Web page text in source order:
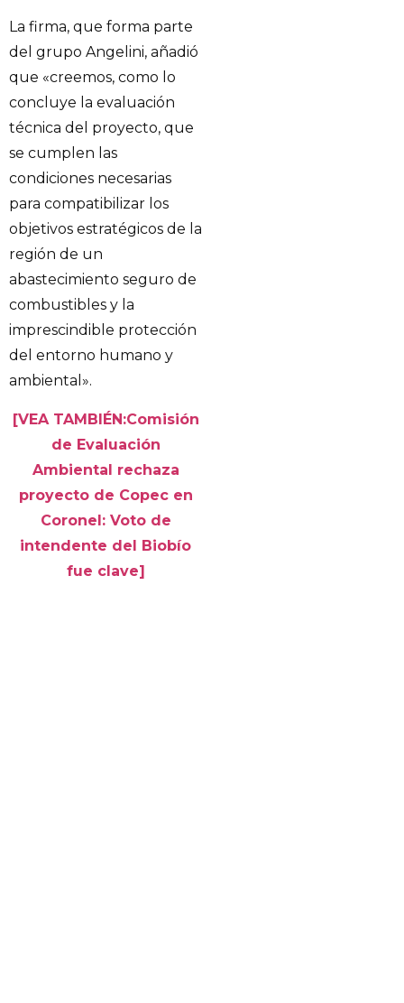
La firma, que forma parte
del grupo Angelini, añadió
que «creemos, como lo
concluye la evaluación
técnica del proyecto, que
se cumplen las
condiciones necesarias
para compatibilizar los
objetivos estratégicos de la
región de un
abastecimiento seguro de
combustibles y la
imprescindible protección
del entorno humano y
ambiental».
[VEA TAMBIÉN:Comisión
de Evaluación
Ambiental rechaza
proyecto de Copec en
Coronel: Voto de
intendente del Biobío
fue clave]